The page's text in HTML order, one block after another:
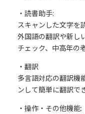
・読書助手:
スキャンした文字を
外国語の翻訳や新し
チェック、中高年の
・翻訳
多言語対応の翻訳機
ンして簡単に翻訳で
・操作・その他機能: